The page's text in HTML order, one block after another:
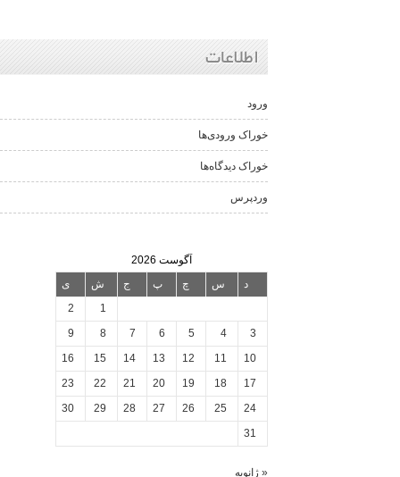
اطلاعات
خوراک ورودی‌ها
خوراک دیدگاه‌ها
وردپرس
س چ ج ش
ی
2
5
9
11
12
13
14
15
16
18
19
20
21
22
23
25
26
27
28
29
30